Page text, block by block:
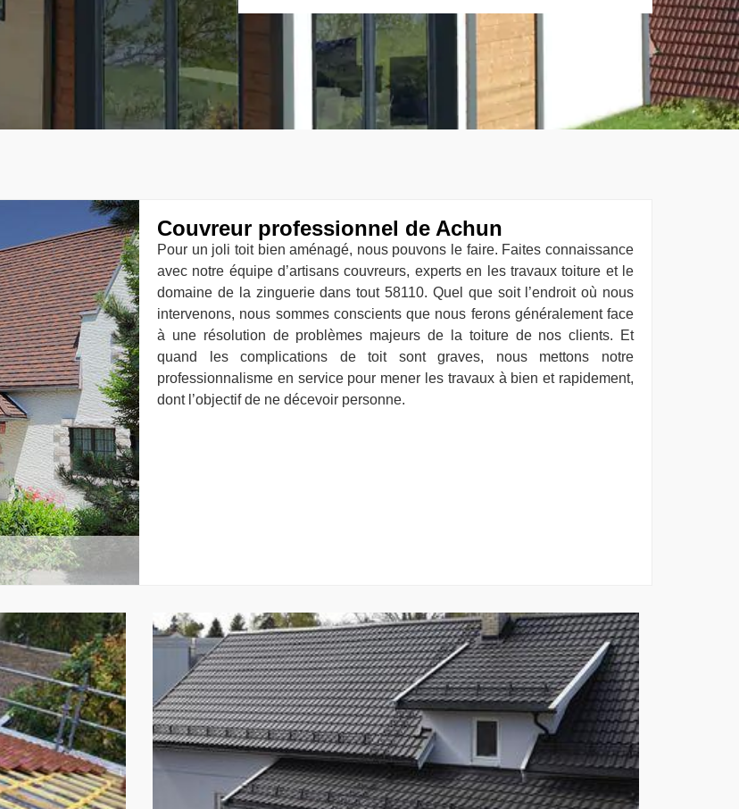
Couvreur professionnel de Achun
Pour un joli toit bien aménagé, nous pouvons le faire. Faites connaissance
avec notre équipe d’artisans couvreurs, experts en les travaux toiture et le
domaine de la zinguerie dans tout 58110. Quel que soit l’endroit où nous
intervenons, nous sommes conscients que nous ferons généralement face
à une résolution de problèmes majeurs de la toiture de nos clients. Et
quand les complications de toit sont graves, nous mettons notre
professionnalisme en service pour mener les travaux à bien et rapidement,
dont l’objectif de ne décevoir personne.